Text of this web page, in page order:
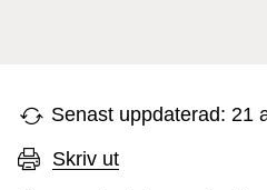
Senast uppdaterad: 21
Skriv ut